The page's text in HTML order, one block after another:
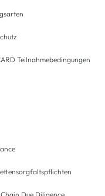
Teilnahmebedingungen